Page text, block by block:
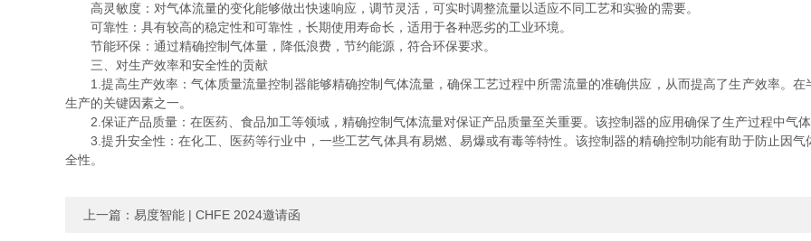
高灵敏度：对气体流量的变化能够做出快速响应，调节灵活，可实时调整流量以适应不同工艺和实验的需要。
可靠性：具有较高的稳定性和可靠性，长期使用寿命长，适用于各种恶劣的工业环境。
节能环保：通过精确控制气体量，降低浪费，节约能源，符合环保要求。
三、对生产效率和安全性的贡献
1.提高生产效率：气体质量流量控制器能够精确控制气体流量，确保工艺过程中所需流量的准确供应，从而提高了生产效率。在
生产的关键因素之一。
2.保证产品质量：在医药、食品加工等领域，精确控制气体流量对保证产品质量至关重要。该控制器的应用确保了生产过程中气体
3.提升安全性：在化工、医药等行业中，一些工艺气体具有易燃、易爆或有毒等特性。该控制器的精确控制功能有助于防止因气
全性。
上一篇： 易度智能 | CHFE 2024邀请函